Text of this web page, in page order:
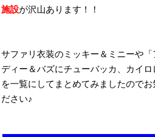
施設が沢山あります！！
サファリ衣装のミッキー＆ミニーや
ディー＆バズにチューバッカ、カイ
を一覧にしてまとめてみましたので
ださい♪